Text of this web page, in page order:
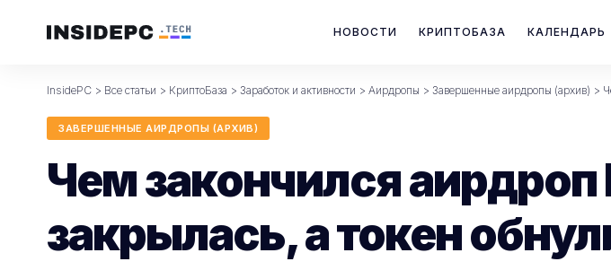
НОВОСТИ КРИПТОБАЗА КАЛЕНДАРЬ
InsidePC > Все статьи > КриптоБаза > Заработок и активности > Аирдропы > Завершенные аирдропы (архив) >
ЗАВЕРШЕННЫЕ АИРДРОПЫ (АРХИВ)
Чем закончился аирдроп
закрылась, а токен